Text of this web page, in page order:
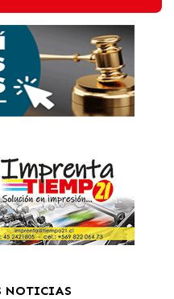
NOTICIAS